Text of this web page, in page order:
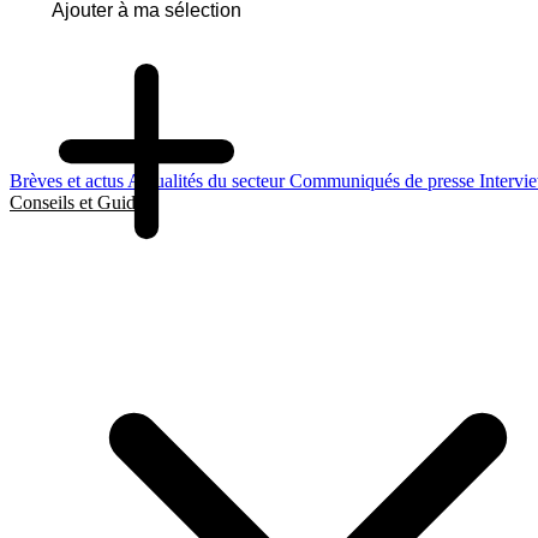
Brèves et actus Actualités du secteurCommuniqués de presse
Conseils et Guides
Ajouter à ma sélection